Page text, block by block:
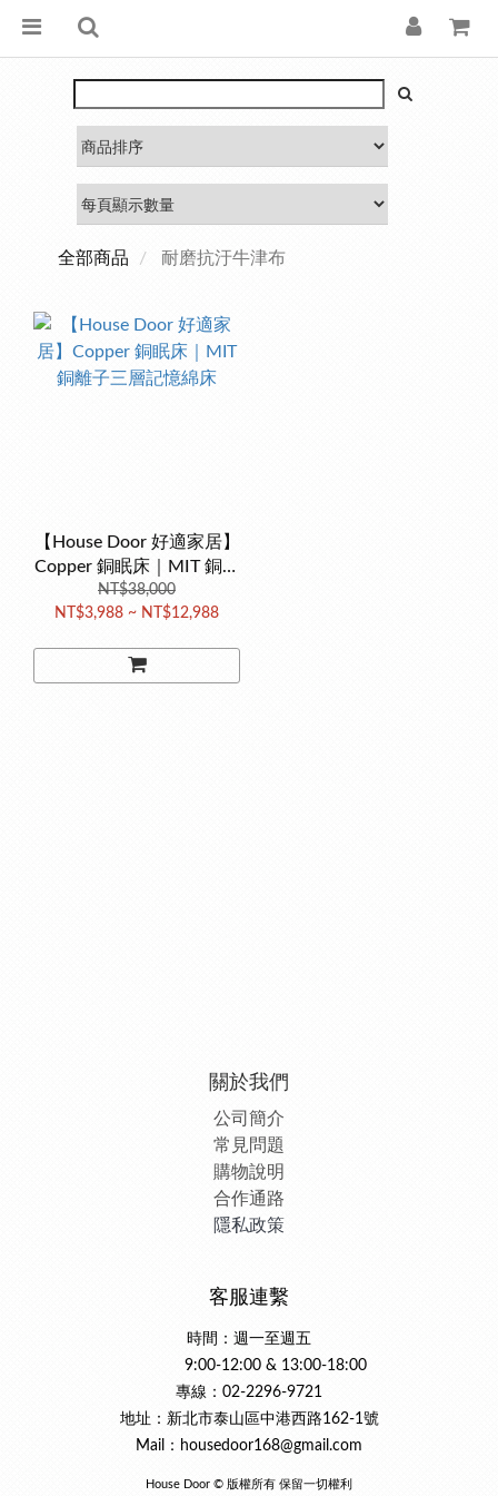
全部商品 耐磨抗汙牛津布
【House Door 好適家居】
Copper 銅眠床｜MIT 銅離
子三層記憶綿床
NT$38,000
NT$3,988 ~ NT$12,988
關於我們
公司簡介
常見問題
購物說明
合作通路
隱私政策
客服連繫
時間：週一至週五
9:00-12:00 & 13:00-18:00
專線：02-2296-9721
地址：新北市泰山區中港西路162-1號
Mail：housedoor168@gmail.com
House Door © 版權所有 保留一切權利